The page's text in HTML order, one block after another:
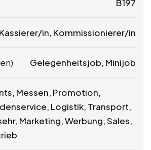
B197
Kassierer/in, Kommissionierer/in
Gelegenheitsjob, Minijob
Messen, Promotion,
Logistik, Transport,
Marketing, Werbung, Sales,